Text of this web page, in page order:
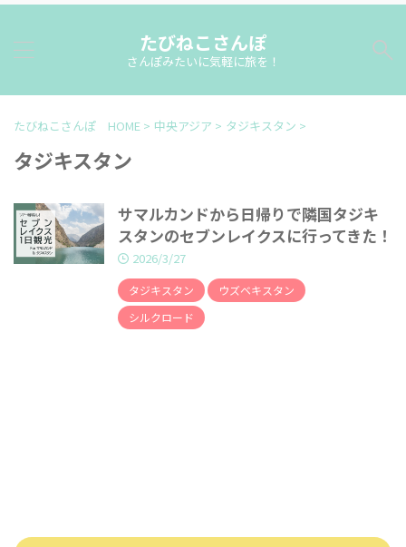
たびねこさんぽ
さんぽみたいに気軽に旅を！
たびねこさんぽ HOME > 中央アジア > タジキスタン >
タジキスタン
サマルカンドから日帰りで隣国タジキ
スタンのセブンレイクスに行ってきた！
2026/3/27
タジキスタン
ウズベキスタン
シルクロード